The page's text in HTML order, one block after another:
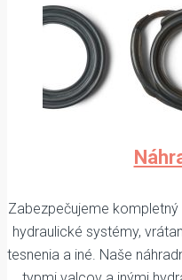
Zabezpečujeme
hydraulické systémy,
tesnenia a iné. Naše